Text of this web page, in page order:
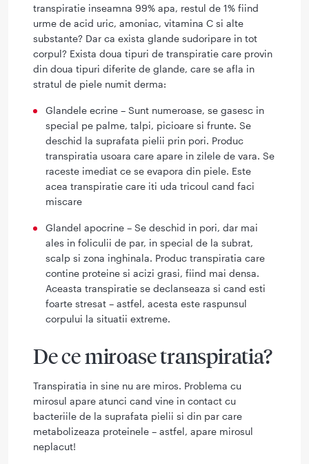
transpiratie inseamna 99% apa, restul de 1% fiind
urme de acid uric, amoniac, vitamina C si alte
substante? Dar ca exista glande sudoripare in tot
corpul? Exista doua tipuri de transpiratie care provin
din doua tipuri diferite de glande, care se afla in
stratul de piele numit derma:
Glandele ecrine – Sunt numeroase, se gasesc in
special pe palme, talpi, picioare si frunte. Se
deschid la suprafata pielii prin pori. Produc
transpiratia usoara care apare in zilele de vara. Se
raceste imediat ce se evapora din piele. Este
acea transpiratie care iti uda tricoul cand faci
miscare
Glandel apocrine – Se deschid in pori, dar mai
ales in foliculii de par, in special de la subrat,
scalp si zona inghinala. Produc transpiratia care
contine proteine si acizi grasi, fiind mai densa.
Aceasta transpiratie se declanseaza si cand esti
foarte stresat – astfel, acesta este raspunsul
corpului la situatii extreme.
De ce miroase transpiratia?
Transpiratia in sine nu are miros. Problema cu
mirosul apare atunci cand vine in contact cu
bacteriile de la suprafata pielii si din par care
metabolizeaza proteinele – astfel, apare mirosul
neplacut!